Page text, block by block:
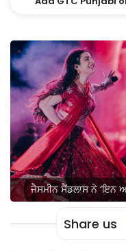
ਜੈਸਮੀਨ ਸੈਂਡਲਾਸ ਨੇ ‘ਇਨ
Share us